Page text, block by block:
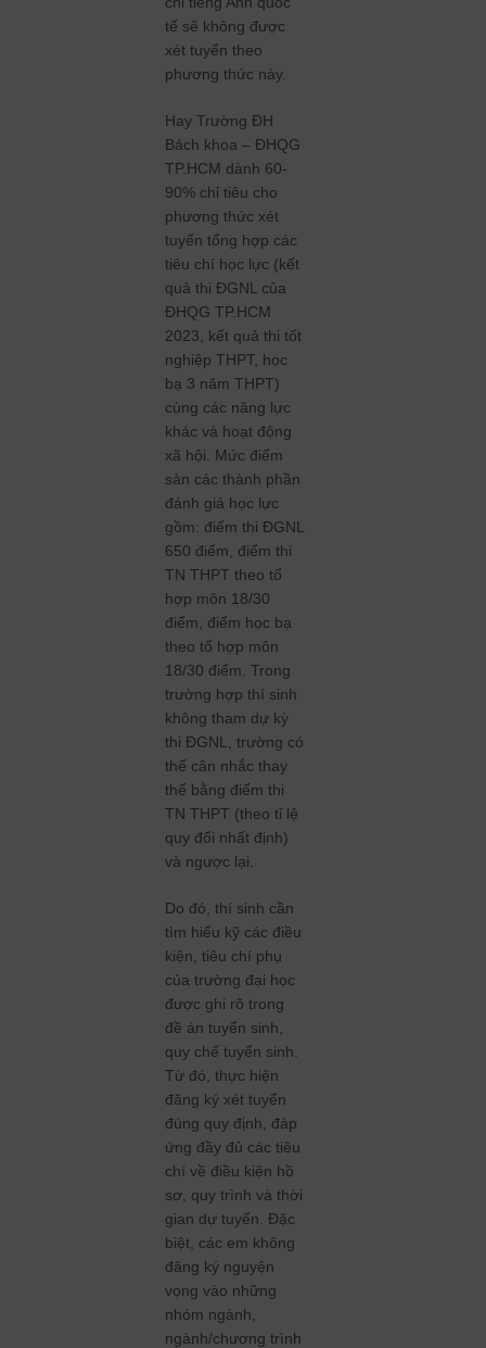
tế sẽ không được
xét tuyển theo
phương thức này.
Hay Trường ĐH
Bách khoa – ĐHQG
TP.HCM dành 60-
90% chỉ tiêu cho
phương thức xét
tuyển tổng hợp các
tiêu chí học lực (kết
quả thi ĐGNL của
ĐHQG TP.HCM
2023, kết quả thi tốt
nghiệp THPT, học
bạ 3 năm THPT)
cùng các năng lực
khác và hoạt động
xã hội. Mức điểm
sàn các thành phần
đánh giá học lực
gồm: điểm thi ĐGNL
650 điểm, điểm thi
TN THPT theo tổ
hợp môn 18/30
điểm, điểm học bạ
theo tổ hợp môn
18/30 điểm. Trong
trường hợp thí sinh
không tham dự kỳ
thi ĐGNL, trường có
thể cân nhắc thay
thế bằng điểm thi
TN THPT (theo tỉ lệ
quy đổi nhất định)
và ngược lại.
Do đó, thí sinh cần
tìm hiểu kỹ các điều
kiện, tiêu chí phụ
của trường đại học
được ghi rõ trong
đề án tuyển sinh,
quy chế tuyển sinh.
Từ đó, thực hiện
đăng ký xét tuyển
đúng quy định, đáp
ứng đầy đủ các tiêu
chí về điều kiện hồ
sơ, quy trình và thời
gian dự tuyển. Đặc
biệt, các em không
đăng ký nguyện
vọng vào những
nhóm ngành,
ngành/chương trình